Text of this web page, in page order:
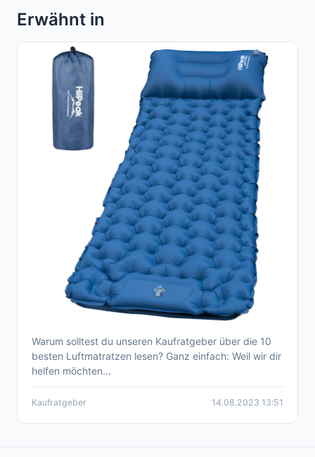
Erwähnt in
Der umfassende Kaufratgeber für
hochwertige Luftmatratzen - Die Top 10
Modelle im Vergleich
Warum solltest du unseren Kaufratgeber über die 10
besten Luftmatratzen lesen? Ganz einfach: Weil wir dir
helfen möchten...
Kaufratgeber 14.08.2023 13:51